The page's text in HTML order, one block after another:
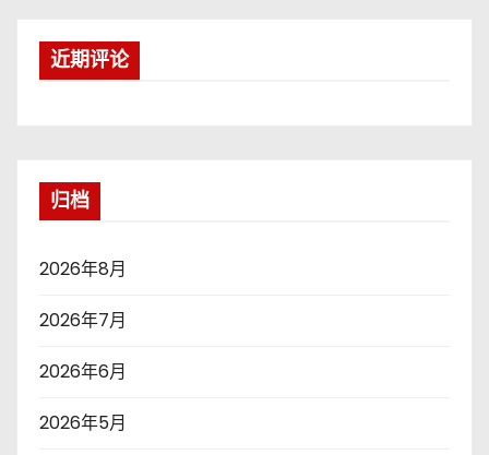
近期评论
归档
2026年8月
2026年7月
2026年6月
2026年5月